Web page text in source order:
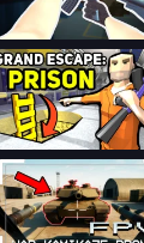
CS: Chaos Squad
Grand Escape: Prison